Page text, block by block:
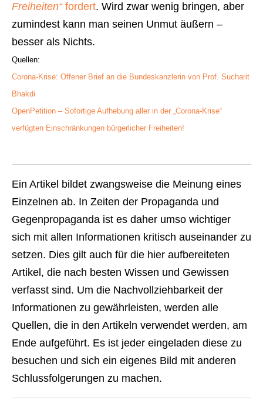
Freiheiten“fordert. Wird zwar wenig bringen, aber
zumindest kann man seinen Unmut äußern –
besser als Nichts.
Quellen:
Corona-Krise: Offener Brief an die Bundeskanzlerin von Prof. Sucharit
Bhakdi
OpenPetition – Sofortige Aufhebung aller in der „Corona-Krise“
verfügten Einschränkungen bürgerlicher Freiheiten!
Ein Artikel bildet zwangsweise die Meinung eines
Einzelnen ab. In Zeiten der Propaganda und
Gegenpropaganda ist es daher umso wichtiger
sich mit allen Informationen kritisch auseinander zu
setzen. Dies gilt auch für die hier aufbereiteten
Artikel, die nach besten Wissen und Gewissen
verfasst sind. Um die Nachvollziehbarkeit der
Informationen zu gewährleisten, werden alle
Quellen, die in den Artikeln verwendet werden, am
Ende aufgeführt. Es ist jeder eingeladen diese zu
besuchen und sich ein eigenes Bild mit anderen
Schlussfolgerungen zu machen.